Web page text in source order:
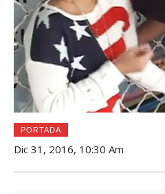
PORTADA
Dic 31, 2016, 10:30 Am